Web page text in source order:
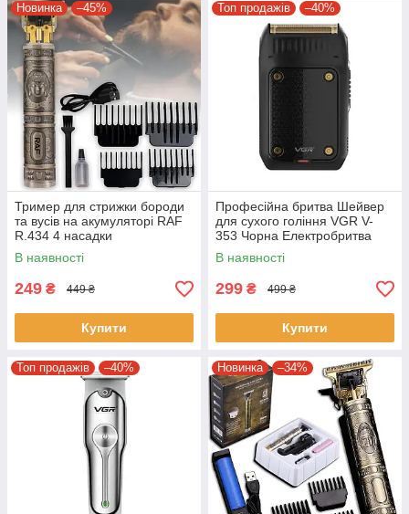
Новинка –45%
Тример для стрижки бороди
та вусів на акумуляторі RAF
R.434 4 насадки
В наявності
249 ₴ 449 ₴
Купити
Топ продажів –40%
Професійна бритва Шейвер
для сухого гоління VGR V-
353 Чорна Електробритва
портативна чоловіча
В наявності
299 ₴ 499 ₴
Купити
Топ продажів –40% Новинка –34%